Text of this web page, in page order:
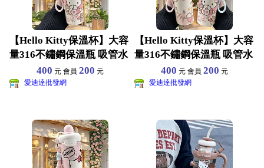
【Hello Kitty保溫杯】大容
量316不鏽鋼保溫瓶 吸管水
400 元 會員 200 元
愛迪達批發網
【Hello Kitty保溫杯】大容
量316不鏽鋼保溫瓶 吸管水
400 元 會員200 元
愛迪達批發網